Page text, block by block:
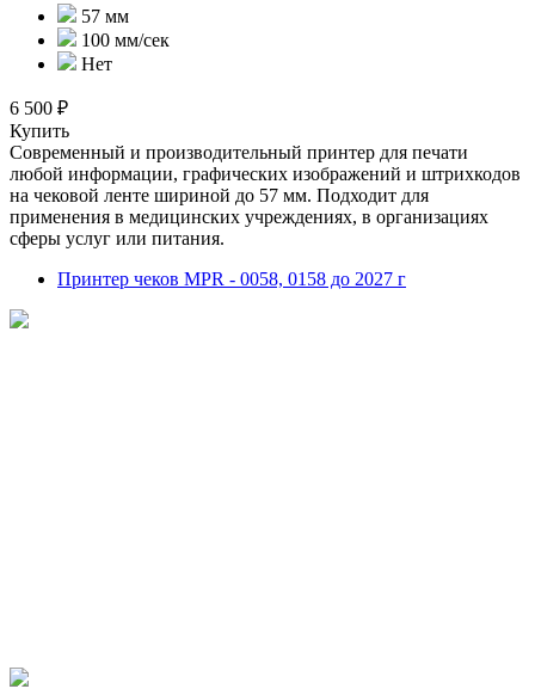
57 мм
100 мм/сек
Нет
6 500 ₽
Купить
Современный и производительный принтер для печати
любой информации, графических изображений и штрихкодов
на чековой ленте шириной до 57 мм. Подходит для
применения в медицинских учреждениях, в организациях
сферы услуг или питания.
Принтер чеков MPR - 0058, 0158 до 2027 г